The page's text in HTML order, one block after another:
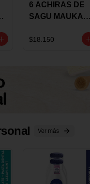
6 ACHIRAS DE
SAGU MAUKA
GRS
$18.150
Ver más